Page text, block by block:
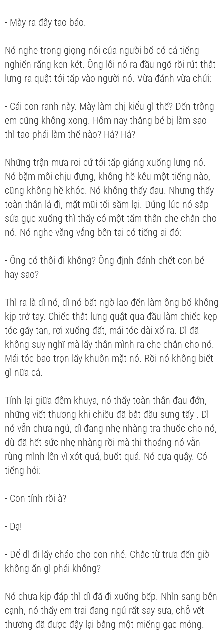
- Mày ra đây tao bảo.
Nó nghe trong giọng nói của người bố có cả tiếng
nghiến răng ken két. Ông lôi nó ra đầu ngõ rồi rút thắt
lưng ra quật tới tấp vào người nó. Vừa đánh vừa chửi:
- Cái con ranh này. Mày làm chị kiểu gì thế? Đến trông
em cũng không xong. Hôm nay thằng bé bị làm sao
thì tao phải làm thế nào? Hả? Hả?
Những trận mưa roi cứ tới tấp giáng xuống lưng nó.
Nó bặm môi chịu đựng, không hề kêu một tiếng nào,
cũng không hề khóc. Nó không thấy đau. Nhưng thấy
toàn thân lả đi, mặt mũi tối sầm lại. Đúng lúc nó sắp
sửa gục xuống thì thấy có một tấm thân che chắn cho
nó. Nó nghe văng vẳng bên tai có tiếng ai đó:
- Ông có thôi đi không? Ông định đánh chết con bé
hay sao?
Thì ra là dì nó, dì nó bất ngờ lao đến làm ông bố không
kịp trở tay. Chiếc thắt lưng quật qua đầu làm chiếc kẹp
tóc gãy tan, rơi xuống đất, mái tóc dài xổ ra. Dì đã
không suy nghĩ mà lấy thân mình ra che chắn cho nó.
Mái tóc bao trọn lấy khuôn mặt nó. Rồi nó không biết
gì nữa cả.
Tỉnh lại giữa đêm khuya, nó thấy toàn thân đau đớn,
những viết thương khi chiều đã bắt đầu sưng tấy . Dì
nó vẫn chưa ngủ, dì đang nhẹ nhàng tra thuốc cho nó,
dù đã hết sức nhẹ nhàng rồi mà thi thoảng nó vẫn
rùng mình lên vì xót quá, buốt quá. Nó cựa quậy. Có
tiếng hỏi:
- Con tỉnh rồi à?
- Dạ!
- Để dì đi lấy cháo cho con nhé. Chắc từ trưa đến giờ
không ăn gì phải không?
Nó chưa kịp đáp thì dì đã đi xuống bếp. Nhìn sang bên
cạnh, nó thấy em trai đang ngủ rất say sưa, chỗ vết
thương đã được đậy lại bằng một miếng gạc mỏng.